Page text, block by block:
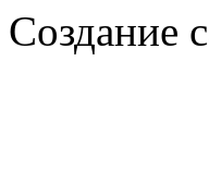
Создание